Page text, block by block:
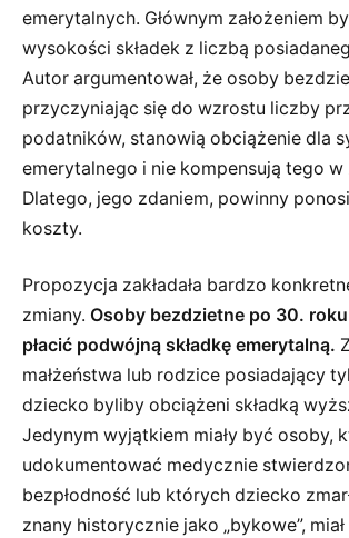
emerytalnych. Głównym założeniem
wysokości składek z liczbą
Autor argumentował, że osoby
przyczyniając się do wzrostu liczby
podatników, stanowią obciążenie dla
emerytalnego i nie kompensują tego w
Dlatego, jego zdaniem, powinny
koszty.
Propozycja zakładała bardzo
zmiany. Osoby bezdzietne po 30. roku
płacić podwójną składkę emerytalną.
małżeństwa lub rodzice posiadający
dziecko byliby obciążeni składką
Jedynym wyjątkiem miały być osoby,
udokumentować medycznie
bezpłodność lub których dziecko
znany historycznie jako „bykowe”,